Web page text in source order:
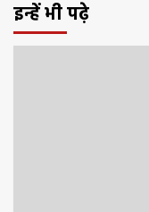
इन्हें भी पढ़े